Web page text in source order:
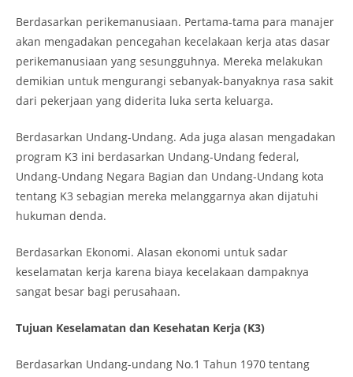
Berdasarkan perikemanusiaan. Pertama-tama para manajer
akan mengadakan pencegahan kecelakaan kerja atas dasar
perikemanusiaan yang sesungguhnya. Mereka melakukan
demikian untuk mengurangi sebanyak-banyaknya rasa sakit
dari pekerjaan yang diderita luka serta keluarga.
Berdasarkan Undang-Undang. Ada juga alasan mengadakan
program K3 ini berdasarkan Undang-Undang federal,
Undang-Undang Negara Bagian dan Undang-Undang kota
tentang K3 sebagian mereka melanggarnya akan dijatuhi
hukuman denda.
Berdasarkan Ekonomi. Alasan ekonomi untuk sadar
keselamatan kerja karena biaya kecelakaan dampaknya
sangat besar bagi perusahaan.
Tujuan Keselamatan dan Kesehatan Kerja (K3)
Berdasarkan Undang-undang No.1 Tahun 1970 tentang